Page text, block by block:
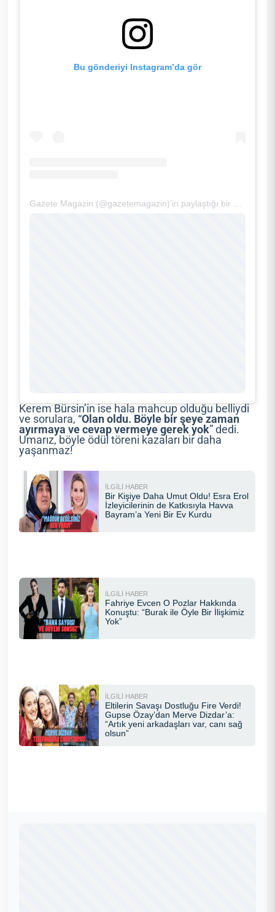
Bu gönderiyi Instagram’da gör
Gazete Magazin (@gazetemagazin)’in paylaştığı bir gönderi
Kerem Bürsin’in ise hala mahcup olduğu belliydi
ve sorulara, “Olan oldu. Böyle bir şeye zaman
ayırmaya ve cevap vermeye gerek yok” dedi.
Umarız, böyle ödül töreni kazaları bir daha
yaşanmaz!